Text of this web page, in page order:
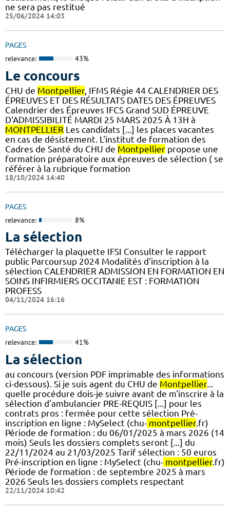
ne sera pas restitué
25/06/2024 14:03
PAGES
relevance: 43%
Le concours
CHU de Montpellier, IFMS Régie 44 CALENDRIER DES
ÉPREUVES ET DES RÉSULTATS DATES DES ÉPREUVES
Calendrier des Épreuves IFCS Grand SUD ÉPREUVE
D'ADMISSIBILITÉ MARDI 25 MARS 2025 À 13H à
MONTPELLIER Les candidats [...] les places vacantes
en cas de désistement. L'institut de formation des
Cadres de Santé du CHU de Montpellier propose une
formation préparatoire aux épreuves de sélection ( se
référer à la rubrique formation
18/10/2024 14:40
PAGES
relevance: 8%
La sélection
Télécharger la plaquette IFSI Consulter le rapport
public Parcoursup 2024 Modalités d'inscription à la
sélection CALENDRIER ADMISSION EN FORMATION EN
SOINS INFIRMIERS OCCITANIE EST : FORMATION
PROFESS
04/11/2024 16:16
PAGES
relevance: 41%
La sélection
au concours (version PDF imprimable des informations
ci-dessous). Si je suis agent du CHU de Montpellier...
quelle procédure dois-je suivre avant de m'inscrire à la
sélection d'ambulancier PRE-REQUIS [...] pour les
contrats pros : fermée pour cette sélection Pré-
inscription en ligne : MySelect (chu- montpellier.fr)
Période de formation : du 06/01/2025 à mars 2026 (14
mois) Seuls les dossiers complets seront [...] du
22/11/2024 au 21/03/2025 Tarif sélection : 50 euros
Pré-inscription en ligne : MySelect (chu- montpellier.fr)
Période de formation : de septembre 2025 à mars
2026 Seuls les dossiers complets respectant
22/11/2024 10:42